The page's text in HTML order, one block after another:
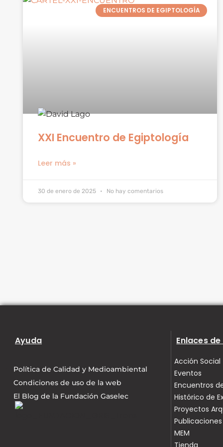
ENCUENTROS DE EGIPTOLOGÍA
XXI Encuentro de Egiptología
Leer más »
30 de enero de 2025 No hay comentarios
Ayuda
Política de Calidad y Medioambiental
Condiciones de uso de la web
El Blog de la Fundación Gaselec
Enlaces
Acción Social
Eventos
Encuentros
Histórico de
Proyectos
Publicaciones
MEM